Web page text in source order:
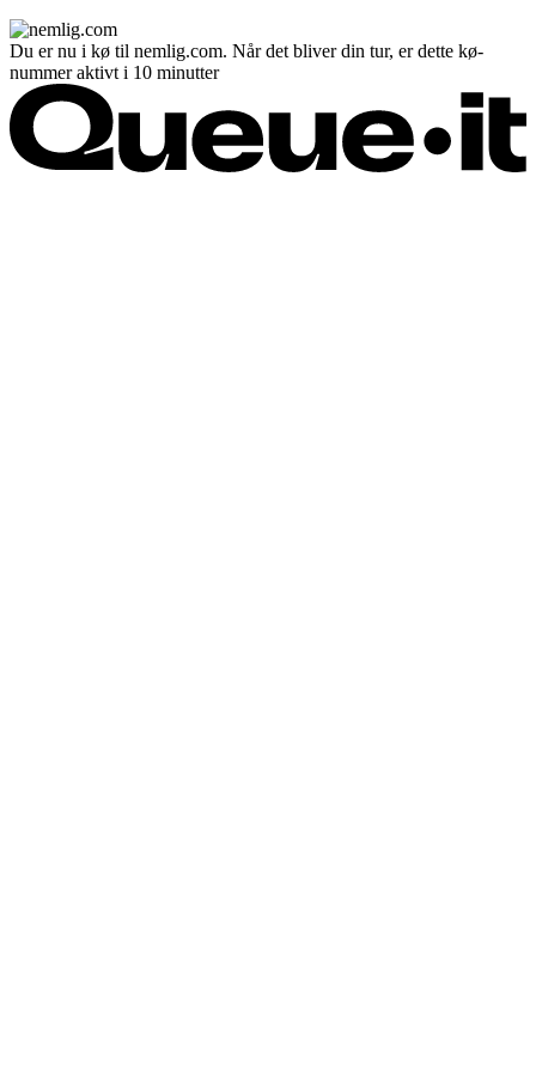
Du er nu i kø til nemlig.com. Når det bliver din tur, er dette kø-
nummer aktivt i 10 minutter